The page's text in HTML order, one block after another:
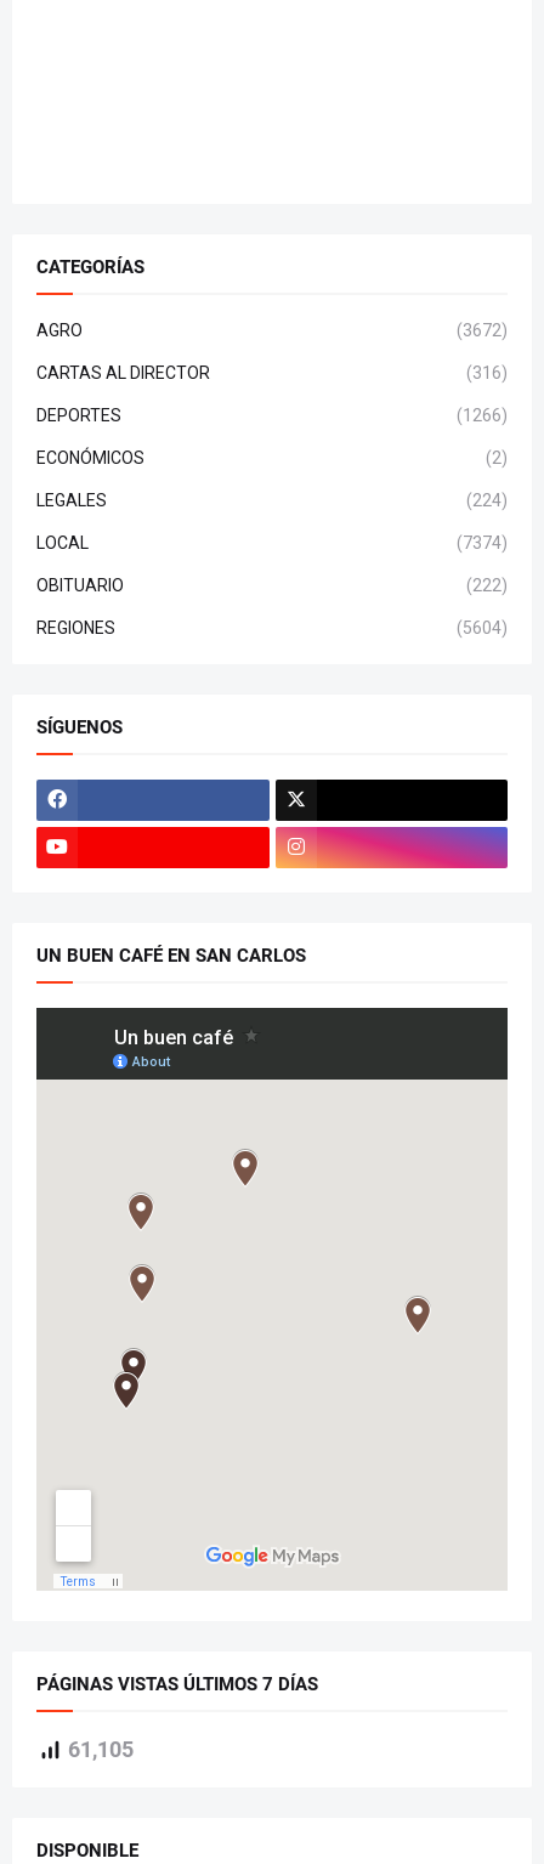
CATEGORÍAS
AGRO (3672)
CARTAS AL DIRECTOR (316)
DEPORTES (1266)
ECONÓMICOS (2)
LEGALES (224)
LOCAL (7374)
OBITUARIO (222)
REGIONES (5604)
SÍGUENOS
UN BUEN CAFÉ EN SAN CARLOS
PÁGINAS VISTAS ÚLTIMOS 7 DÍAS
61,105
DISPONIBLE